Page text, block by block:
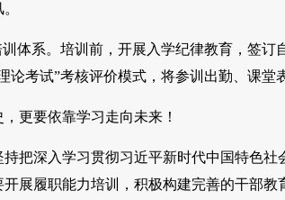
系。培训前，开展入学纪律教育，签订
论考试”考核评价模式，将参训出勤、课堂
要依靠学习走向未来！
深入学习贯彻习近平新时代中国特色社
展履职能力培训，积极构建完善的干部